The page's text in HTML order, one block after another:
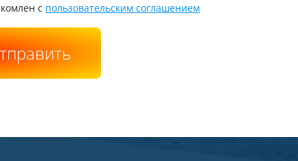
с пользовательским соглашением